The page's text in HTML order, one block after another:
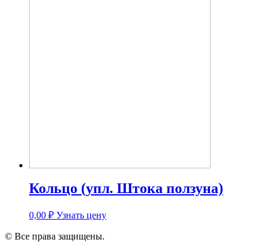
Кольцо (упл. Штока ползуна)
0,00 ₽ Узнать цену
© Все права защищены.